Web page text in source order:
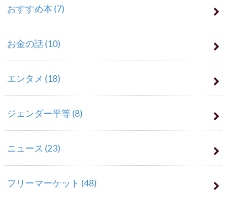
おすすめ本 (7)
お金の話(10)
エンタメ (18)
ジェンダー平等(8)
ニュース (23)
フリーマーケット (48)